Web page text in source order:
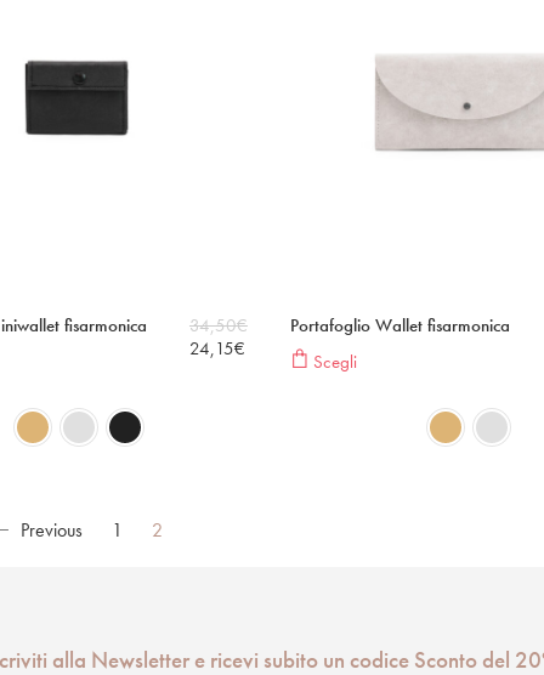
fisarmonica 34,50€
24,15€
Portafoglio Wallet fisarmonica
Scegli
Previous 1 2
alla Newsletter e ricevi subito un codice Sconto del